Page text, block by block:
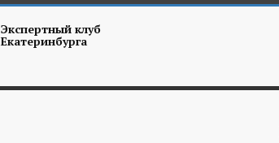
Экспертный клуб
Екатеринбурга